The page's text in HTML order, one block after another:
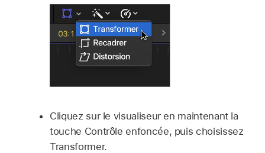
Cliquez sur le visualiseur en maintenant la
touche Contrôle enfoncée, puis choisissez
Transformer.